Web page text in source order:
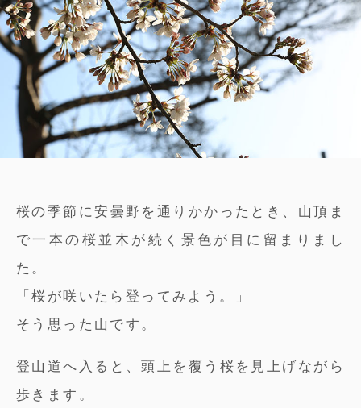
桜の季節に安曇野を通りかかったとき、山頂ま
で一本の桜並木が続く景色が目に留まりまし
た。
「桜が咲いたら登ってみよう。」
そう思った山です。
登山道へ入ると、頭上を覆う桜を見上げながら
歩きます。